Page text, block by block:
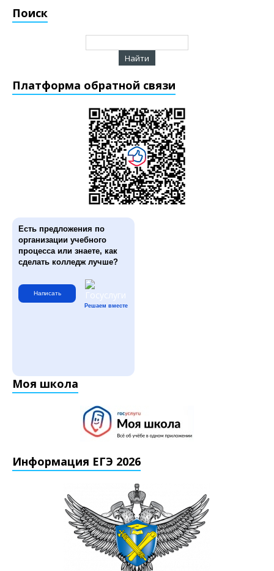
Поиск
Платформа обратной связи
Есть предложения по
организации учебного
процесса или знаете, как
сделать колледж лучше?
Написать
Решаем вместе
Моя школа
Информация ЕГЭ 2026